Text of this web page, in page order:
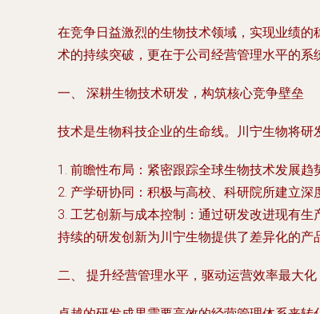
在竞争日益激烈的生物技术领域，实现业绩
术的持续突破，更在于公司经营管理水平的系
一、 深耕生物技术研发，构筑核心竞争壁垒
技术是生物科技企业的生命线。川宁生物将
1. 前瞻性布局 ：紧密跟踪全球生物技术发展
2. 产学研协同 ：积极与高校、科研院所建立
3. 工艺创新与成本控制 ：通过研发改进现有
持续的研发创新为川宁生物提供了差异化的产
二、 提升经营管理水平，驱动运营效率最大化